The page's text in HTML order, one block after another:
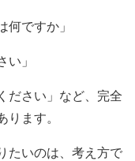
何ですか」
い」
ださい」など、完全
ります。
たいのは、考え方で